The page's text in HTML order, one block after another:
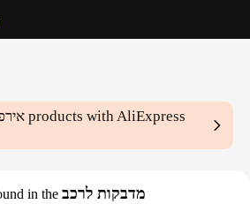
products with AliExpress
in the מדבקות לרכב